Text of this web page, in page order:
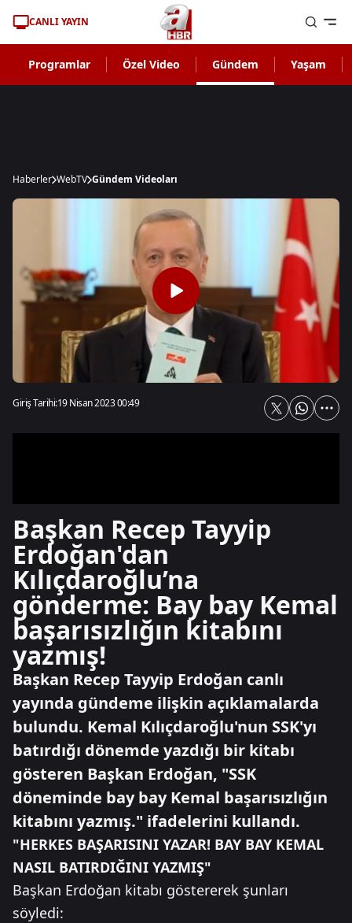
CANLI YAYIN
Programlar Özel Video Gündem Yaşam
Haberler WebTV Gündem Videoları
Giriş Tarihi:19 Nisan 2023 00:49
Başkan Recep Tayyip
Erdoğan'dan
Kılıçdaroğlu’na
gönderme: Bay bay Kemal
başarısızlığın kitabını
yazmış!
Başkan Recep Tayyip Erdoğan canlı
yayında gündeme ilişkin açıklamalarda
bulundu. Kemal Kılıçdaroğlu'nun SSK'yı
batırdığı dönemde yazdığı bir kitabı
gösteren Başkan Erdoğan, "SSK
döneminde bay bay Kemal başarısızlığın
kitabını yazmış." ifadelerini kullandı.
"HERKES BAŞARISINI YAZAR! BAY BAY KEMAL
NASIL BATIRDIĞINI YAZMIŞ"
Başkan Erdoğan kitabı göstererek şunları
söyledi: